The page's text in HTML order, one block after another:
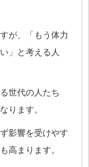
が、「もう体力
」と考える人
世代の人たち
ります。
影響を受けやす
高まります。